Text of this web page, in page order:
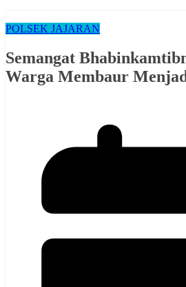
POLSEK JAJARAN
Semangat
Warga Membaur